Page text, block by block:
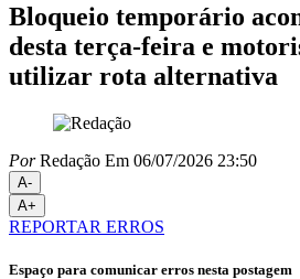
Bloqueio temporário
desta terça-feira e
utilizar rota alternativa
PorRedação Em 06/07/2026 23:50
A-
A+
REPORTAR ERROS
Espaço para comunicar erros nesta postagem